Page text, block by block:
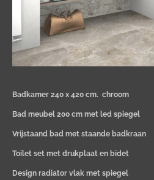
Badkamer 240 x 420 cm. chroom
Bad meubel 200 cm met led spiegel
Vrijstaand bad met staande badkraan
Toilet set met drukplaat en bidet
Design radiator vlak met spiegel